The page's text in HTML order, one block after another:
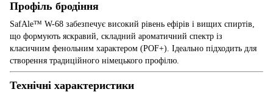
Профіль бродіння
SafAle™ W-68 забезпечує високий рівень ефірів і вищих спиртів,
що формують яскравий, складний ароматичний спектр із
класичним фенольним характером (POF+). Ідеально підходить для
створення традиційного німецького профілю.
Технічні характеристики